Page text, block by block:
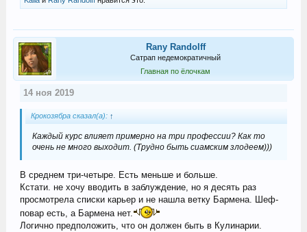
Rany Randolff
Сатрап недемократичный
Главная по ёлочкам
14 ноя 2019
Крокозябра сказал(а): ↑
Каждый курс влияет примерно на три профессии? Как то
очень не много выходит. (Трудно быть сиамским злодеем)))
В среднем три-четыре. Есть меньше и больше.
Кстати. не хочу вводить в заблуждение, но я десять раз
просмотрела списки карьер и не нашла ветку Бармена. Шеф-
повар есть, а Бармена нет.
Логично предположить, что он должен быть в Кулинарии.